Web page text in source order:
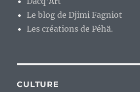
Le blog de Djimi Fagniot
Les créations de Péhä.
CULTURE